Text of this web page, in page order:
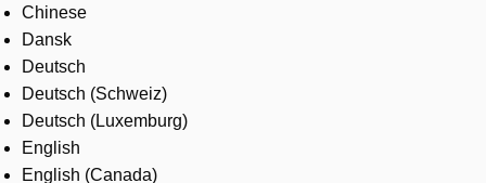
Industries
Services
About us
Where to buy
Contact us
Careers
Chinese
Dansk
Deutsch
Deutsch (Schweiz)
Deutsch (Luxemburg)
English
English (Canada)